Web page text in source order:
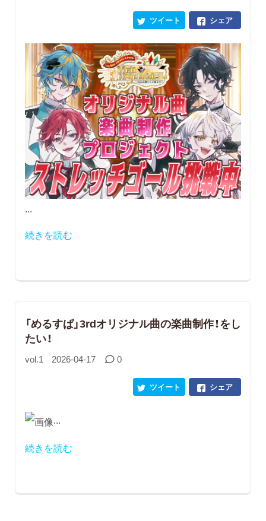
シェア
ツイート
...
続きを読む
「めるすぱ」3rdオリジナル曲の楽曲制作！をし
たい！
vol.1 2026-04-17 0
シェア
ツイート
...
続きを読む